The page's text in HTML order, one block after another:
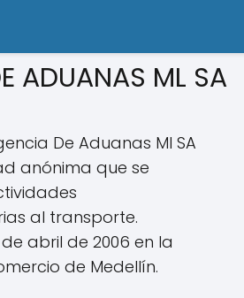
ADUANAS ML SA
De Aduanas Ml SA
anónima que se
al transporte.
abril de 2006 en la
de Medellín.